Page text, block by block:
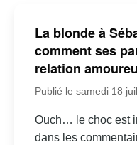
La blonde à
comment ses
relation
Publié le samedi 18
Ouch… le choc est
dans les